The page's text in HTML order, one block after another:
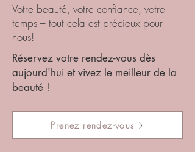
Votre beauté, votre confiance, votre
temps – tout cela est précieux pour
nous!
Réservez votre rendez-vous dès
aujourd'hui et vivez le meilleur de la
beauté !
Prenez rendez-vous